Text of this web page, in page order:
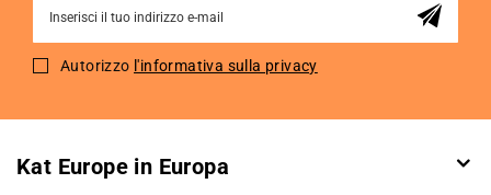
for
Autorizzo l'informativa sulla privacy
Kat Europe in Europa